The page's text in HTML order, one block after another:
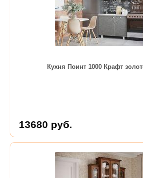
Кухня Поинт 1000 Крафт
13680 руб.